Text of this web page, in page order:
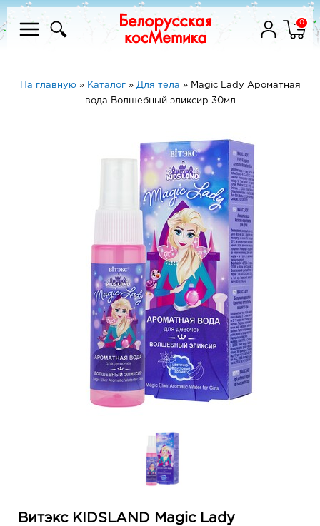
0
На главную» Каталог» Для тела » Magic Lady Ароматная
вода Волшебный эликсир 30мл
Витэкс KIDSLAND Magic Lady